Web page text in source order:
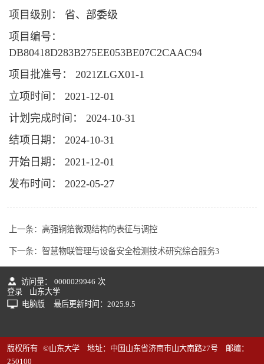
项目级别： 省、部委级
项目编号：
DB80418D283B275EE053BE07C2CAAC94
项目批准号： 2021ZLGX01-1
立项时间： 2021-12-01
计划完成时间： 2024-10-31
结项日期： 2024-10-31
开始日期： 2021-12-01
发布时间： 2022-05-27
上一条： 高强铜箔微观结构的表征与调控
下一条： 智慧物联管理与设备安全检测技术研究综合服务3
访问量： 0000029946 次
登录
山东大学
电脑版
最后更新时间： 2025 9 5
版权所有 ©山东大学 地址：中国山东省济南市山大南路27号 邮编：
250100